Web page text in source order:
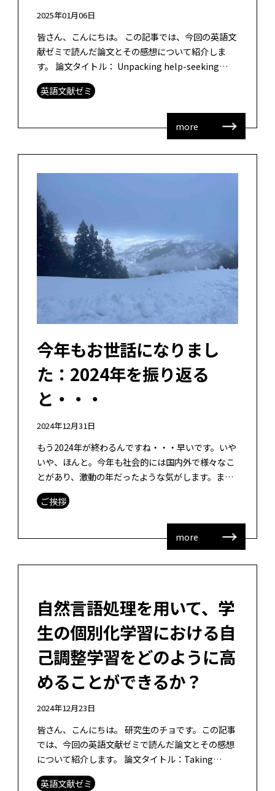
2025年01月06日
皆さん、こんにちは。 この記事では、今回の英語文
献ゼミで読んだ論文とその感想について紹介しま
す。 論文タイトル： Unpacking help-seeking
process through multimodal lea […]
英語文献ゼミ
more
今年もお世話になりまし
た：2024年を振り返る
と・・・
2024年12月31日
もう2024年が終わるんですね・・・早いです。いや
いや、ほんと。今年も社会的には国内外で様々なこ
とがあり、激動の年だったような気がします。まさ
に先が見えない時代でどう生きるのか、我々に試さ
れているのでしょうし、教育工学に […]
ご挨拶
more
自然言語処理を用いて、学
生の個別化学習における自
己調整学習をどのように高
めることができるか？
2024年12月23日
皆さん、こんにちは。 研究生のチョです。この記事
では、今回の英語文献ゼミで読んだ論文とその感想
について紹介します。 論文タイトル：Taking
adaptive learning in educational setti […]
英語文献ゼミ